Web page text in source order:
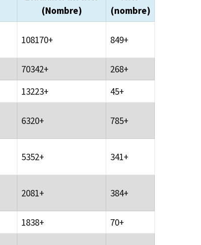
(Nombre)
(nombre)
108170+ 849+
70342+
268+
13223+
45+
6320+ 785+
5352+ 341+
2081+ 384+
1838+
70+